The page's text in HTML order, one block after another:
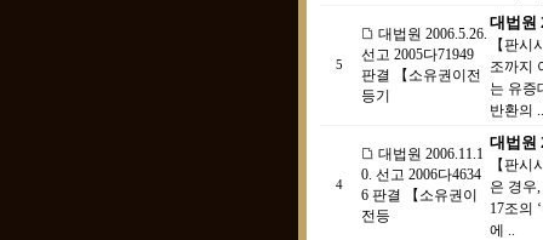
5
대법원 2006.5.26.
선고 2005다71949
판결 【소유권이전
등기
대법원
【판
조까지
는 유증
반환의 ..
4
대법원 2006.11.1
0. 선고 2006다4634
6 판결 【소유권이
전등
대법원
【판
은 경우
17조의
에 ..